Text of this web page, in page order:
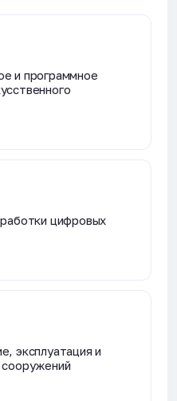
и программное
цифровых
эксплуатация и
сооружений